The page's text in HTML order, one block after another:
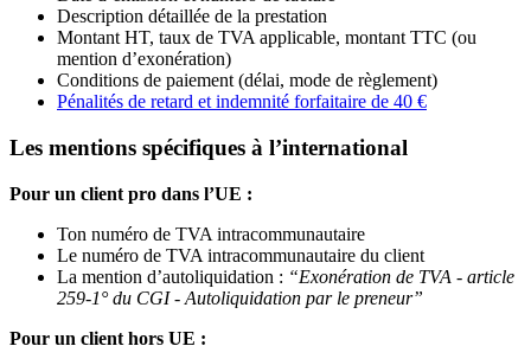
Description détaillée de la prestation
Montant HT, taux de TVA applicable, montant TTC (ou
mention d’exonération)
Conditions de paiement (délai, mode de règlement)
Pénalités de retard et indemnité forfaitaire de 40 €
Les mentions spécifiques à l’international
Pour un client pro dans l’UE :
Ton numéro de TVA intracommunautaire
Le numéro de TVA intracommunautaire du client
La mention d’autoliquidation : “Exonération de TVA - article
259-1° du CGI - Autoliquidation par le preneur”
Pour un client hors UE :